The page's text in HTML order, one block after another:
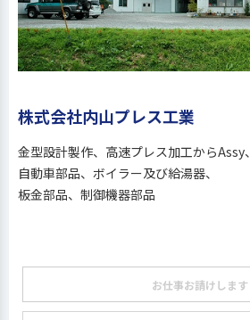
株式会社内山プレス工業
金型設計製作、高速プレス加工からAssy、
自動車部品、ボイラー及び給湯器、
板金部品、制御機器部品
お仕事お請けします